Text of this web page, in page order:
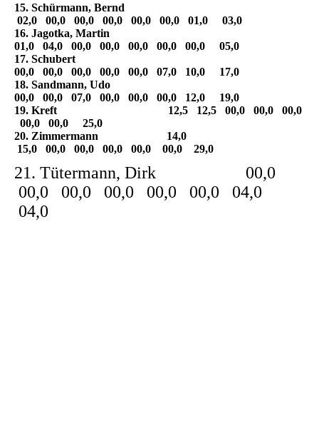
15. Schürmann, Bernd
02,0 00,0 00,0 00,0 00,0 00,0 01,0 03,0
16. Jagotka, Martin
01,0 04,0 00,0 00,0 00,0 00,0 00,0 05,0
17. Schubert
00,0 00,0 00,0 00,0 00,0 07,0 10,0 17,0
18. Sandmann, Udo
00,0 00,0 07,0 00,0 00,0 00,0 12,0 19,0
19. Kreft 12,5 12,5 00,0 00,0 00,0
00,0 00,0 25,0
20. Zimmermann 14,0
15,0 00,0 00,0 00,0 00,0 00,0 29,0
21. Tütermann, Dirk 00,0
00,0 00,0 00,0 00,0 00,0 04,0
04,0